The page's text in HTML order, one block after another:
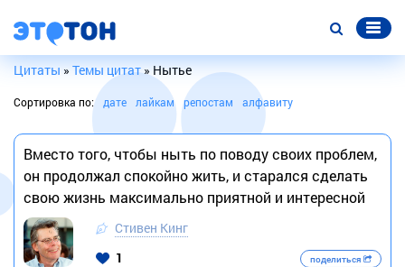
Цитаты » Темы цитат» Нытье
Сортировка по: дате лайкам репостам алфавиту
Вместо того, чтобы ныть по поводу своих проблем,
он продолжал спокойно жить, и старался сделать
свою жизнь максимально приятной и интересной
Стивен Кинг
1
поделиться